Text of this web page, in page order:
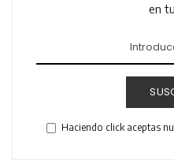
en
Haciendo click aceptas